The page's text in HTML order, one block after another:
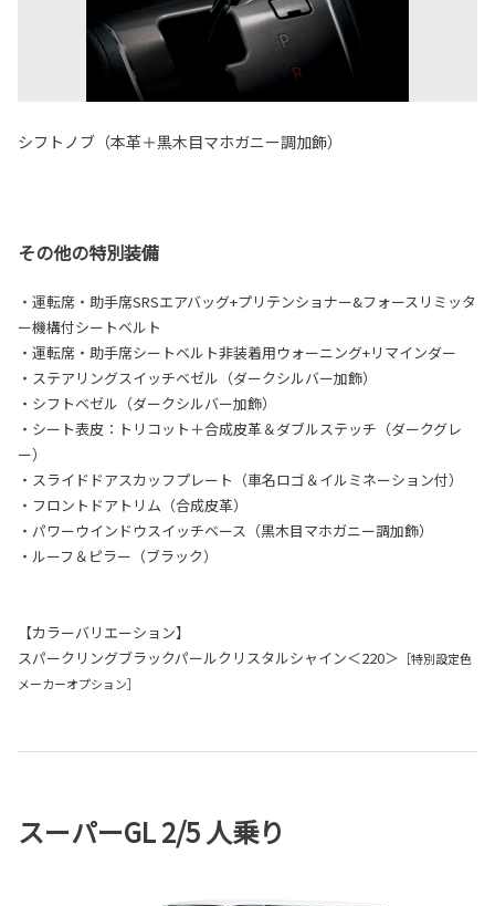
シフトノブ（本革＋黒木目マホガニー調加飾）
その他の特別装備
・運転席・助手席SRSエアバッグ+プリテンショナー&フォースリミッタ
ー機構付シートベルト
・運転席・助手席シートベルト非装着用ウォーニング+リマインダー
・ステアリングスイッチベゼル（ダークシルバー加飾）
・シフトベゼル（ダークシルバー加飾）
・シート表皮：トリコット＋合成皮革＆ダブルステッチ（ダークグレ
ー）
・スライドドアスカッフプレート（車名ロゴ＆イルミネーション付）
・フロントドアトリム（合成皮革）
・パワーウインドウスイッチベース（黒木目マホガニー調加飾）
・ルーフ＆ピラー（ブラック）
【カラーバリエーション】
スパークリングブラックパールクリスタルシャイン＜220＞ ［特別設定色
メーカーオプション］
スーパーGL 2/5 人乗り